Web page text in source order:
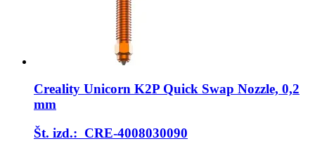
Creality Unicorn K2P Quick Swap Nozzle, 0,2
mm
Št. izd.: CRE-4008030090